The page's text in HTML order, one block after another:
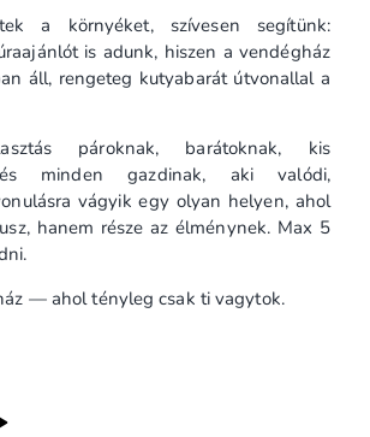
a környéket, szívesen segítünk:
is adunk, hiszen a vendégház
áll, rengeteg kutyabarát útvonallal a
pároknak, barátoknak, kis
és minden gazdinak, aki valódi,
vágyik egy olyan helyen, ahol
hanem része az élménynek. Max 5
— ahol tényleg csak ti vagytok.